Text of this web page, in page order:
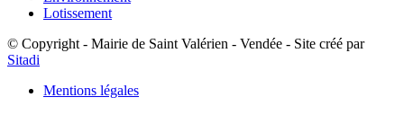
Lotissement
© Copyright - Mairie de Saint Valérien - Vendée - Site créé par
Sitadi
Mentions légales